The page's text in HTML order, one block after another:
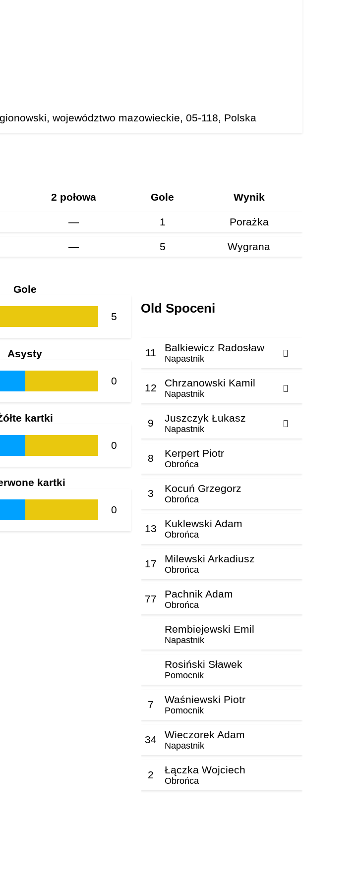
województwo mazowieckie, 05-118, Polska
2 połowa Gole Wynik
— 1 Porażka
— 5 Wygrana
Old Spoceni
11 Balkiewicz Radosław
Napastnik
12 Chrzanowski Kamil
Napastnik
9 Juszczyk Łukasz
Napastnik
8 Kerpert Piotr
Obrońca
3 Kocuń Grzegorz
Obrońca
13 Kuklewski Adam
Obrońca
17 Milewski Arkadiusz
Obrońca
77 Pachnik Adam
Obrońca
Rembiejewski Emil
Napastnik
Rosiński Sławek
Pomocnik
7 Waśniewski Piotr
Pomocnik
34 Wieczorek Adam
Napastnik
2 Łączka Wojciech
Obrońca
Gole
5
Asysty
0
kartki
0
kartki
0